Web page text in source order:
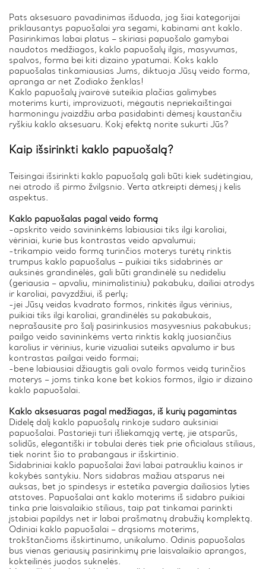
Pats aksesuaro pavadinimas išduoda, jog šiai kategorijai
priklausantys papuošalai yra segami, kabinami ant kaklo.
Pasirinkimas labai platus – skiriasi papuošalo gamybai
naudotos medžiagos, kaklo papuošalų ilgis, masyvumas,
spalvos, forma bei kiti dizaino ypatumai. Koks kaklo
papuošalas tinkamiausias Jums, diktuoja Jūsų veido forma,
apranga ar net Zodiako ženklas!
Kaklo papuošalų įvairovė suteikia plačias galimybes
moterims kurti, improvizuoti, mėgautis nepriekaištingai
harmoningu įvaizdžiu arba pasidabinti dėmesį kaustančiu
ryškiu kaklo aksesuaru. Kokį efektą norite sukurti Jūs?
Kaip išsirinkti kaklo papuošalą?
Teisingai išsirinkti kaklo papuošalą gali būti kiek sudėtingiau,
nei atrodo iš pirmo žvilgsnio. Verta atkreipti dėmesį į kelis
aspektus.
Kaklo papuošalas pagal veido formą
-apskrito veido savininkėms labiausiai tiks ilgi karoliai,
vėriniai, kurie bus kontrastas veido apvalumui;
-trikampio veido formą turinčios moterys turėtų rinktis
trumpus kaklo papuošalus – puikiai tiks sidabrinės ar
auksinės grandinėlės, gali būti grandinėlė su nedideliu
(geriausia – apvaliu, minimalistiniu) pakabuku, dailiai atrodys
ir karoliai, pavyzdžiui, iš perlų;
-jei Jūsų veidas kvadrato formos, rinkitės ilgus vėrinius,
puikiai tiks ilgi karoliai, grandinėlės su pakabukais,
neprašausite pro šalį pasirinkusios masyvesnius pakabukus;
pailgo veido savininkėms verta rinktis kaklą juosiančius
karolius ir vėrinius, kurie vizualiai suteiks apvalumo ir bus
kontrastas pailgai veido formai;
-bene labiausiai džiaugtis gali ovalo formos veidą turinčios
moterys – joms tinka kone bet kokios formos, ilgio ir dizaino
kaklo papuošalai.
Kaklo aksesuaras pagal medžiagas, iš kurių pagamintas
Didelę dalį kaklo papuošalų rinkoje sudaro auksiniai
papuošalai. Pastarieji turi išliekamąją vertę, jie atsparūs,
solidūs, elegantiški ir tobulai derės tiek prie oficialaus stiliaus,
tiek norint šio to prabangaus ir išskirtinio.
Sidabriniai kaklo papuošalai žavi labai patraukliu kainos ir
kokybės santykiu. Nors sidabras mažiau atsparus nei
auksas, bet jo spindesys ir estetika pavergia dailiosios lyties
atstoves. Papuošalai ant kaklo moterims iš sidabro puikiai
tinka prie laisvalaikio stiliaus, taip pat tinkamai parinkti
įstabiai papildys net ir labai prašmatnų drabužių komplektą.
Odiniai kaklo papuošalai – drąsioms moterims,
trokštančioms išskirtinumo, unikalumo. Odinis papuošalas
bus vienas geriausių pasirinkimų prie laisvalaikio aprangos,
kokteilinės juodos suknelės.